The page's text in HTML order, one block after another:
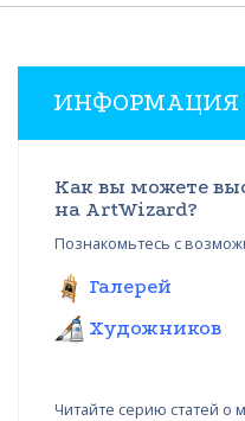
ИНФОРМАЦИЯ
Как вы можете
на ArtWizard?
Познакомьтесь с
Галерей
Художников
Читайте серию статей о